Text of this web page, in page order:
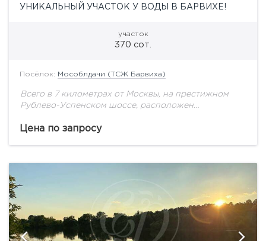
УНИКАЛЬНЫЙ УЧАСТОК У ВОДЫ В БАРВИХЕ!
участок
370 сот.
Посёлок: Мособлдачи (ТСЖ Барвиха)
Всего в 7 километрах от Москвы, на престижном
Рублево-Успенском шоссе, расположен
известный как ТСЖ Барвиха. На площади 29 га
Цена по запросу